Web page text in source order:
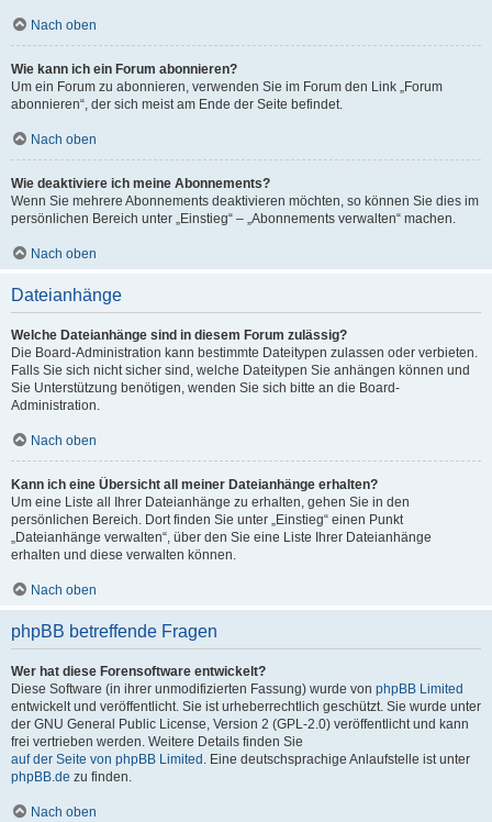
Nach oben
Wie kann ich ein Forum abonnieren?
Um ein Forum zu abonnieren, verwenden Sie im Forum den Link „Forum
abonnieren“, der sich meist am Ende der Seite befindet.
Nach oben
Wie deaktiviere ich meine Abonnements?
Wenn Sie mehrere Abonnements deaktivieren möchten, so können Sie dies im
persönlichen Bereich unter „Einstieg“ – „Abonnements verwalten“ machen.
Nach oben
Dateianhänge
Welche Dateianhänge sind in diesem Forum zulässig?
Die Board-Administration kann bestimmte Dateitypen zulassen oder verbieten.
Falls Sie sich nicht sicher sind, welche Dateitypen Sie anhängen können und
Sie Unterstützung benötigen, wenden Sie sich bitte an die Board-
Administration.
Nach oben
Kann ich eine Übersicht all meiner Dateianhänge erhalten?
Um eine Liste all Ihrer Dateianhänge zu erhalten, gehen Sie in den
persönlichen Bereich. Dort finden Sie unter „Einstieg“ einen Punkt
„Dateianhänge verwalten“, über den Sie eine Liste Ihrer Dateianhänge
erhalten und diese verwalten können.
Nach oben
phpBB betreffende Fragen
Wer hat diese Forensoftware entwickelt?
Diese Software (in ihrer unmodifizierten Fassung) wurde von phpBB Limited
entwickelt und veröffentlicht. Sie ist urheberrechtlich geschützt. Sie wurde unter
der GNU General Public License, Version 2 (GPL-2.0) veröffentlicht und kann
frei vertrieben werden. Weitere Details finden Sie
auf der Seite von phpBB Limited . Eine deutschsprachige Anlaufstelle ist unter
phpBB.de zu finden.
Nach oben